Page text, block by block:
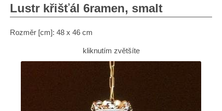
Lustr křišťál 6ramen, smalt
Rozměr [cm]: 48 x 46 cm
kliknutím zvětšíte